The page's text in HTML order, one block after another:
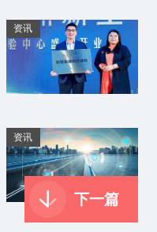
资讯
资讯
下一篇